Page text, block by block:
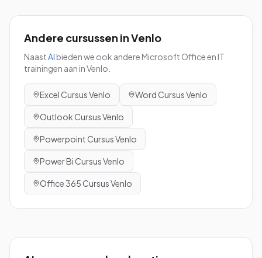
Andere cursussen inVenlo
NaastAI bieden we ook andere Microsoft Office en IT
trainingen aan inVenlo
ExcelCursusVenlo WordCursusVenlo
OutlookCursusVenlo
PowerpointCursusVenlo
Power BiCursusVenlo
Office 365CursusVenlo